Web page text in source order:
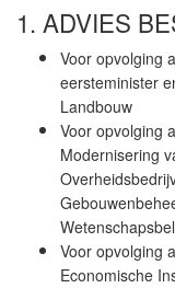
1. ADVIES
Voor opvolging
eersteminister
Landbouw
Voor opvolging
Modernisering
Voor opvolging
Economische